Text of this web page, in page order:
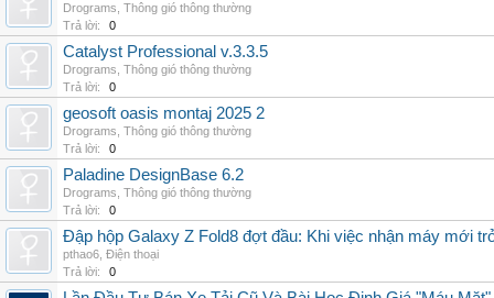
Drograms Thông gió thông thường
Trả lời:
0
Catalyst Professional v.3.3.5
Drograms Thông gió thông thường
Trả lời:
0
geosoft oasis montaj 2025 2
Drograms Thông gió thông thường
Trả lời:
0
Paladine DesignBase 6.2
Drograms Thông gió thông thường
Trả lời:
0
Đập hộp Galaxy Z Fold8 đợt đầu: Khi việc nhận máy mới
pthao6 Điện thoại
Trả lời:
0